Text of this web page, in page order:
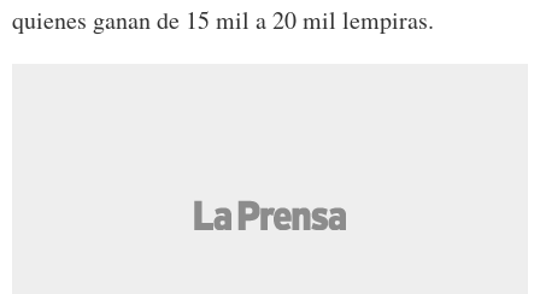
quienes ganan de 15 mil a 20 mil lempiras.